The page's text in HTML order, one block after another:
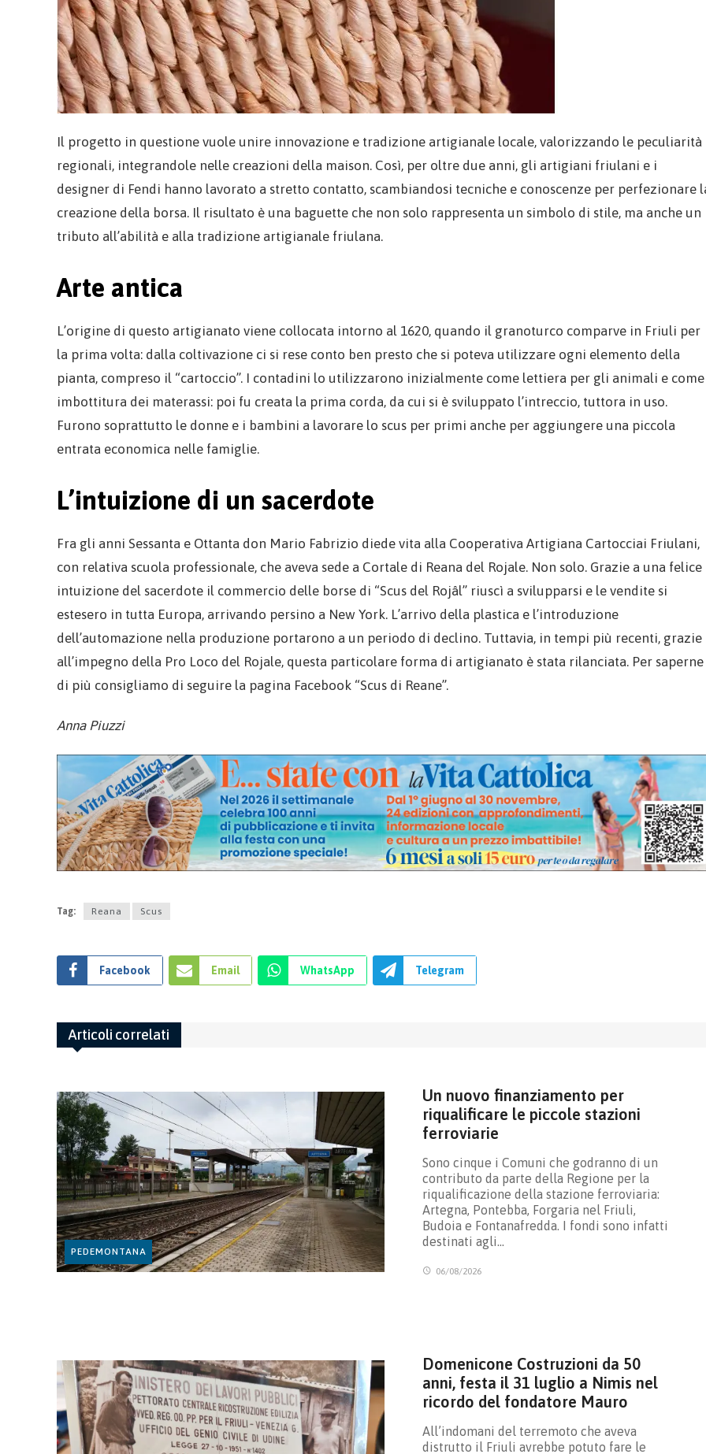
Il progetto in questione vuole unire innovazione e tradizione artigianale locale, valorizzando le peculiarità
regionali, integrandole nelle creazioni della maison. Così, per oltre due anni, gli artigiani friulani e i
designer di Fendi hanno lavorato a stretto contatto, scambiandosi tecniche e conoscenze per perfezionare
creazione della borsa. Il risultato è una baguette che non solo rappresenta un simbolo di stile, ma anche un
tributo all’abilità e alla tradizione artigianale friulana.
Arte antica
L’origine di questo artigianato viene collocata intorno al 1620, quando il granoturco comparve in Friuli per
la prima volta: dalla coltivazione ci si rese conto ben presto che si poteva utilizzare ogni elemento della
pianta, compreso il “cartoccio”. I contadini lo utilizzarono inizialmente come lettiera per gli animali e come
imbottitura dei materassi: poi fu creata la prima corda, da cui si è sviluppato l’intreccio, tuttora in uso.
Furono soprattutto le donne e i bambini a lavorare lo scus per primi anche per aggiungere una piccola
entrata economica nelle famiglie.
L’intuizione di un sacerdote
Fra gli anni Sessanta e Ottanta don Mario Fabrizio diede vita alla Cooperativa Artigiana Cartocciai Friulani,
con relativa scuola professionale, che aveva sede a Cortale di Reana del Rojale. Non solo. Grazie a una felice
intuizione del sacerdote il commercio delle borse di “Scus del Rojâl” riuscì a svilupparsi e le vendite si
estesero in tutta Europa, arrivando persino a New York. L’arrivo della plastica e l’introduzione
dell’automazione nella produzione portarono a un periodo di declino. Tuttavia, in tempi più recenti, grazie
all’impegno della Pro Loco del Rojale, questa particolare forma di artigianato è stata rilanciata. Per saperne
di più consigliamo di seguire la pagina Facebook “Scus di Reane”.
Anna Piuzzi
Tag: Reana Scus
Facebook Email WhatsApp Telegram
Articoli correlati
PEDEMONTANA
Un nuovo finanziamento per
riqualificare le piccole stazioni
ferroviarie
Sono cinque i Comuni che godranno di un
contributo da parte della Regione per la
riqualificazione della stazione ferroviaria:
Artegna, Pontebba, Forgaria nel Friuli,
Budoia e Fontanafredda. I fondi sono infatti
destinati agli…
06/08/2026
Domenicone Costruzioni da 50
anni, festa il 31 luglio a Nimis nel
ricordo del fondatore Mauro
All’indomani del terremoto che aveva
distrutto il Friuli avrebbe potuto fare le